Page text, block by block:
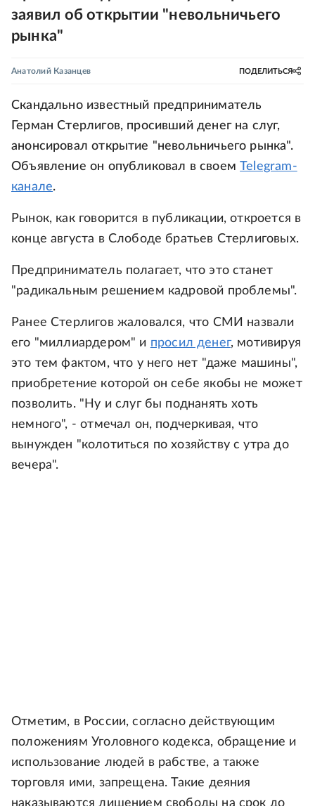
заявил об открытии "невольничьего
рынка"
Анатолий Казанцев ПОДЕЛИТЬСЯ
Скандально известный предприниматель
Герман Стерлигов, просивший денег на слуг,
анонсировал открытие "невольничьего рынка".
Объявление он опубликовал в своемTelegram-
канале.
Рынок, как говорится в публикации, откроется в
конце августа в Слободе братьев Стерлиговых.
Предприниматель полагает, что это станет
"радикальным решением кадровой проблемы".
Ранее Стерлигов жаловался, что СМИ назвали
его "миллиардером" и просил денег, мотивируя
это тем фактом, что у него нет "даже машины",
приобретение которой он себе якобы не может
позволить. "Ну и слуг бы поднанять хоть
немного", - отмечал он, подчеркивая, что
вынужден "колотиться по хозяйству с утра до
вечера".
Отметим, в России, согласно действующим
положениям Уголовного кодекса, обращение и
использование людей в рабстве, а также
торговля ими, запрещена. Такие деяния
наказываются лишением свободы на срок до